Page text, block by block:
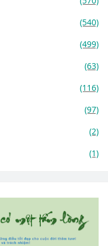
(540)
(499)
(63)
(116)
(97)
(2)
(1)